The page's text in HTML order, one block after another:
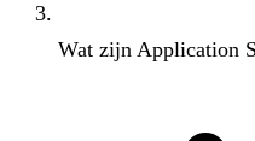
Wat zijn Application